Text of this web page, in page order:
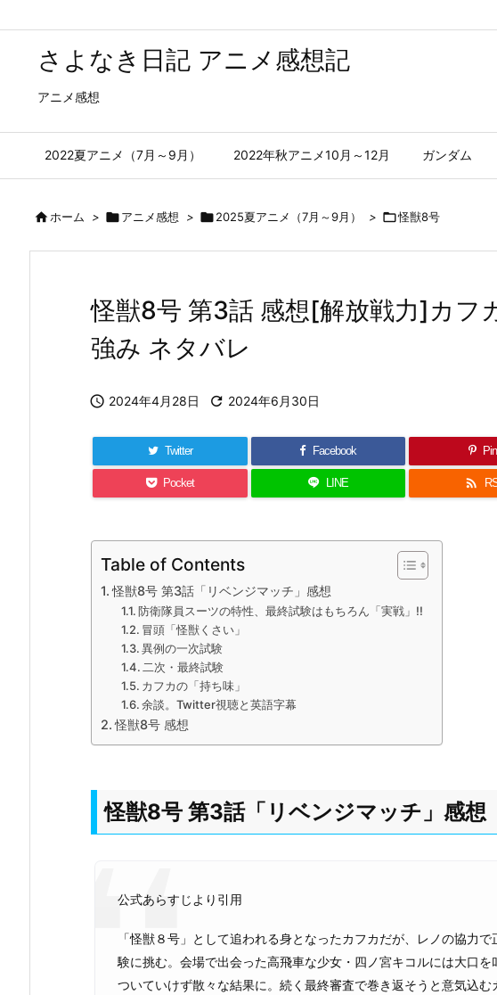
さよなき日記 アニメ感想記
アニメ感想
2022夏アニメ（7月～9月） 2022年秋アニメ10月～12月 ガンダム
ホーム > アニメ感想 > 2025夏アニメ（7月～9月） > 怪獣8号
怪獣8号 第3話 感想[解放戦力]カフ
強み ネタバレ
 2024年4月28日  2024年6月30日
Twitter Facebook
Pocket LINE 
Table of Contents
怪獣8号 第3話「リベンジマッチ」感想
防衛隊員スーツの特性、最終試験はもちろん「実戦」!!
冒頭「怪獣くさい」
異例の一次試験
二次・最終試験
カフカの「持ち味」
余談。Twitter視聴と英語字幕
怪獣8号 感想
怪獣8号 第3話「リベンジマッチ」感想
公式あらすじより引用
「怪獣８号」として追われる身となったカフカだが、レノの協力
験に挑む。会場で出会った高飛車な少女・四ノ宮キコルには大口
ついていけず散々な結果に。続く最終審査で巻き返そうと意気込む